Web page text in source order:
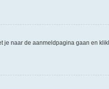
je naar de aanmeldpagina gaan en